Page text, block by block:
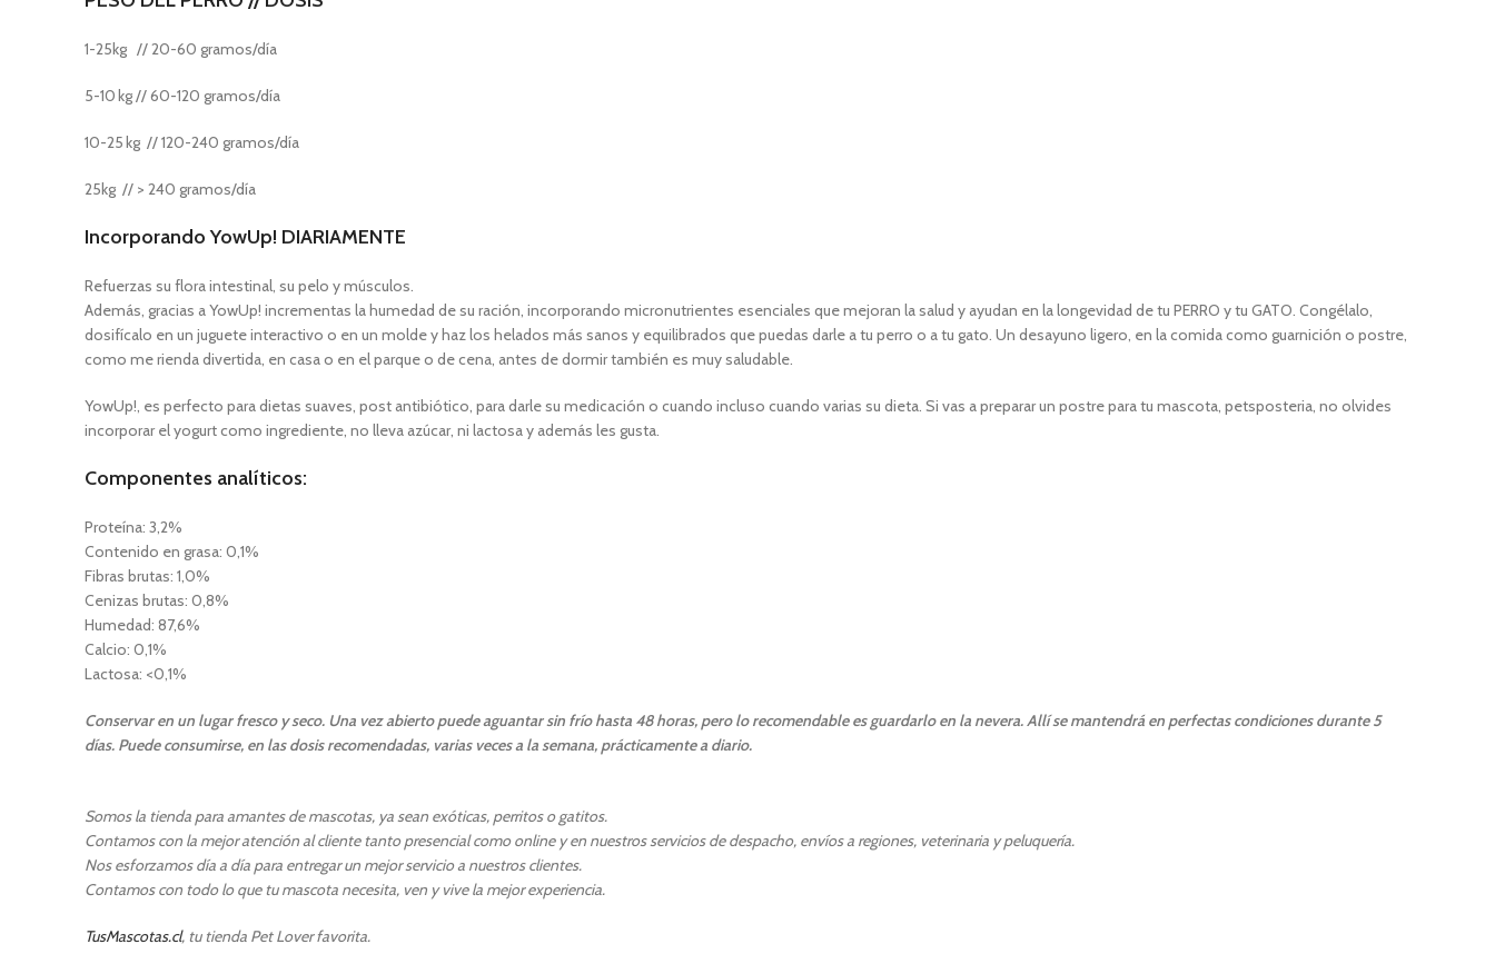
1-25kg // 20-60 gramos/día
5-10 kg // 60-120 gramos/día
10-25 kg // 120-240 gramos/día
25kg // > 240 gramos/día
Incorporando YowUp! DIARIAMENTE
Refuerzas su flora intestinal, su pelo y músculos.
Además, gracias a YowUp! incrementas la humedad de su ración, incorporando micronutrientes esenciales que mejoran la salud y ayudan en la longevidad de tu PERRO y tu GATO. Congélalo,
dosifícalo en un juguete interactivo o en un molde y haz los helados más sanos y equilibrados que puedas darle a tu perro o a tu gato. Un desayuno ligero, en la comida como guarnición o postre,
como me rienda divertida, en casa o en el parque o de cena, antes de dormir también es muy saludable.
YowUp!, es perfecto para dietas suaves, post antibiótico, para darle su medicación o cuando incluso cuando varias su dieta. Si vas a preparar un postre para tu mascota, petsposteria, no olvides
incorporar el yogurt como ingrediente, no lleva azúcar, ni lactosa y además les gusta.
Componentes analíticos:
Proteína: 3,2%
Contenido en grasa: 0,1%
Fibras brutas: 1,0%
Cenizas brutas: 0,8%
Humedad: 87,6%
Calcio: 0,1%
Lactosa: <0,1%
Conservar en un lugar fresco y seco. Una vez abierto puede aguantar sin frío hasta 48 horas, pero lo recomendable es guardarlo en la nevera. Allí se mantendrá en perfectas condiciones durante 5
días. Puede consumirse, en las dosis recomendadas, varias veces a la semana, prácticamente a diario.
Somos la tienda para amantes de mascotas, ya sean exóticas, perritos o gatitos.
Contamos con la mejor atención al cliente tanto presencial como online y en nuestros servicios de despacho, envíos a regiones, veterinaria y peluquería.
Nos esforzamos día a día para entregar un mejor servicio a nuestros clientes.
Contamos con todo lo que tu mascota necesita, ven y vive la mejor experiencia.
TusMascotas.cl, tu tienda Pet Lover favorita.